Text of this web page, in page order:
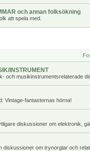
och annan folksökning
att spela med.
INSTRUMENT
och musikinstrumentsrelaterade
Vintage-fantasternas hörna!
diskussioner om elektronik,
diskussioner om trynorglar och